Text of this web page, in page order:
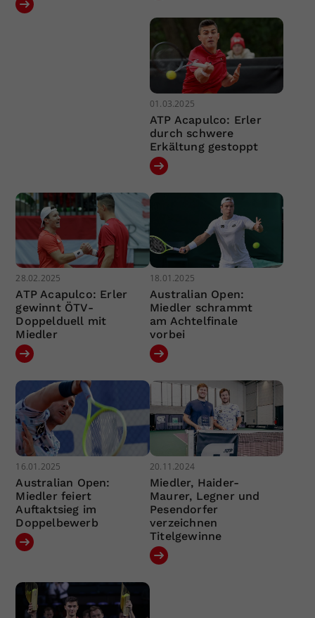
01.03.2025
ATP Acapulco: Erler
durch schwere
Erkältung gestoppt
28.02.2025
ATP Acapulco: Erler
gewinnt ÖTV-
Doppelduell mit
Miedler
18.01.2025
Australian Open:
Miedler schrammt
am Achtelfinale
vorbei
16.01.2025
Australian Open:
Miedler feiert
Auftaktsieg im
Doppelbewerb
20.11.2024
Miedler, Haider-
Maurer, Legner und
Pesendorfer
verzeichnen
Titelgewinne